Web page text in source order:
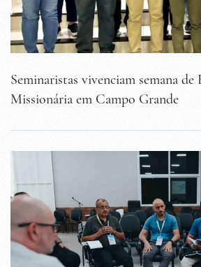
Seminaristas vivenciam semana de
Missionária em Campo Grande